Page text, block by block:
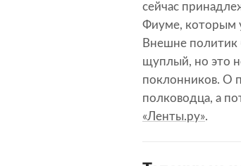
сейчас
Фиуме, которым
Внешне политик
щуплый, но это
поклонников. О
полководца, а
«Ленты.ру».